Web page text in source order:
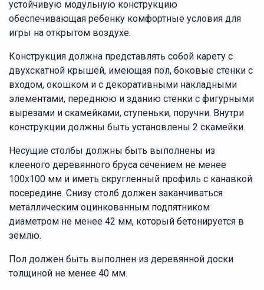
устойчивую модульную конструкцию
обеспечивающая ребенку комфортные условия для
игры на открытом воздухе.
Конструкция должна представлять собой карету с
двухскатной крышей, имеющая пол, боковые стенки с
входом, окошком и с декоративными накладными
элементами, переднюю и зданию стенки с фигурными
вырезами и скамейками, ступеньки, поручни. Внутри
конструкции должны быть установлены 2 скамейки.
Несущие столбы должны быть выполнены из
клееного деревянного бруса сечением не менее
100х100 мм и иметь скругленный профиль с канавкой
посередине. Снизу столб должен заканчиваться
металлическим оцинкованным подпятником
диаметром не менее 42 мм, который бетонируется в
землю.
Пол должен быть выполнен из деревянной доски
толщиной не менее 40 мм.